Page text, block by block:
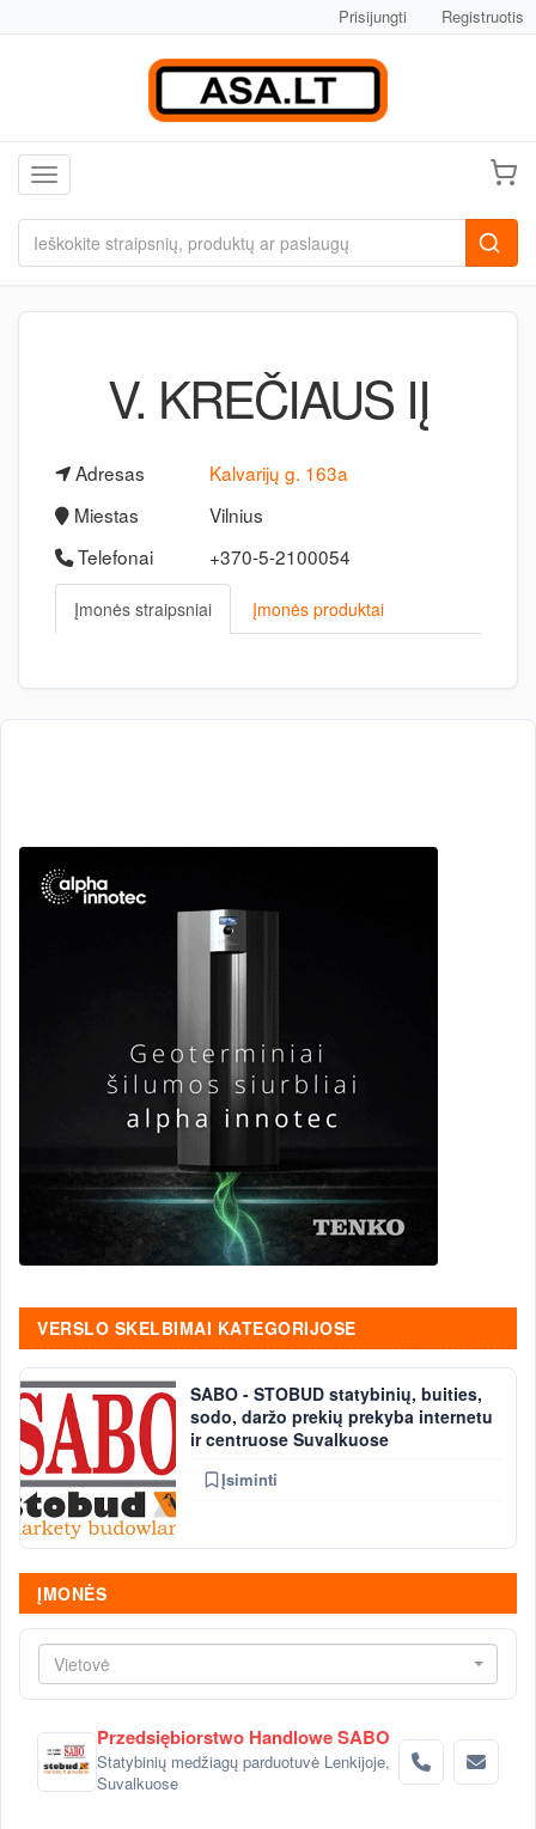
Prisijungti Registruotis
Toggle navigation
V. KREČIAUS IĮ
Adresas
Kalvarijų g. 163a
Miestas
Vilnius
Telefonai
+370-5-2100054
Įmonės straipsniai Įmonės produktai
VERSLO SKELBIMAI KATEGORIJOSE
SABO - STOBUD statybinių, buities,
sodo, daržo prekių prekyba internetu
ir centruose Suvalkuose
Įsiminti
ĮMONĖS
Vietovė
Przedsiębiorstwo Handlowe SABO
Statybinių medžiagų parduotuvė Lenkijoje,
Suvalkuose